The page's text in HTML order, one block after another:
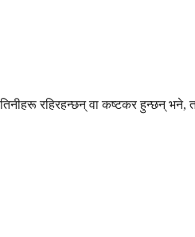
रहिरहन्छन् वा कष्टकर हुन्छन्